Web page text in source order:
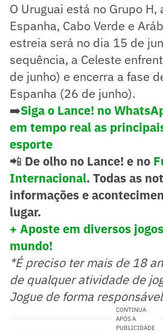
O Uruguai está no Grupo H,
Espanha, Cabo Verde e
estreia será no dia 15 de
sequência, a Celeste
de junho) e encerra a fase
Espanha (26 de junho).
➡️Siga o Lance! no
em tempo real as
esporte
📲 De olho no Lance! e no
Internacional. Todas as
informações e
lugar.
+ Aposte em diversos
mundo!
*É preciso ter mais de 18
de qualquer atividade de
Jogue de forma
CONTINUA
APÓS A
PUBLICIDADE